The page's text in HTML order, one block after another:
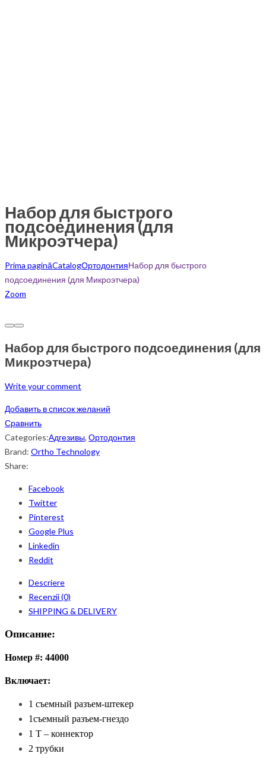
Набор для быстрого
подсоединения (для
Микроэтчера)
Prima paginăCatalogОртодонтияНабор для быстрого
подсоединения (для Микроэтчера)
Zoom
Набор для быстрого подсоединения (для
Микроэтчера)
Write your comment
Добавить в список желаний
Сравнить
Categories:Адгезивы, Ортодонтия
Brand: Ortho Technology
Share:
Facebook
Twitter
Pinterest
Google Plus
Linkedin
Reddit
Descriere
Recenzii (0)
SHIPPING & DELIVERY
Описание:
Номер #: 44000
Включает:
1 съемный разъем-штекер
1съемный разъем-гнездо
1 T – коннектор
2 трубки